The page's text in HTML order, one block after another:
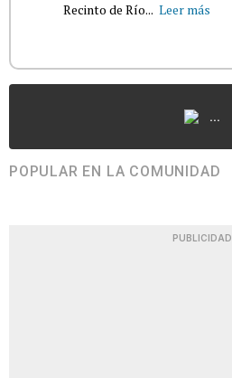
Recinto de Río... Leer más
...
POPULAR EN LA COMUNIDAD
PUBLICIDAD